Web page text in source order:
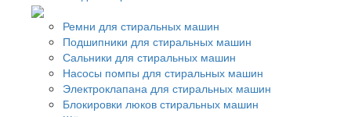
Ремни для стиральных машин
Подшипники для стиральных машин
Сальники для стиральных машин
Насосы помпы для стиральных машин
Электроклапана для стиральных машин
Блокировки люков стиральных машин